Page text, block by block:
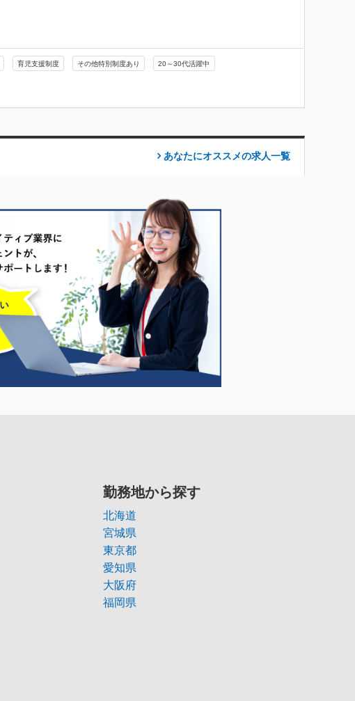
育児支援制度 その他特別制度あり 20～30代活躍中
あなたにオススメの求人一覧
勤務地から探す
北海道
宮城県
東京都
愛知県
大阪府
福岡県